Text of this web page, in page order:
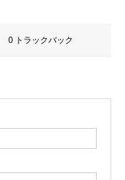
0 トラックバック